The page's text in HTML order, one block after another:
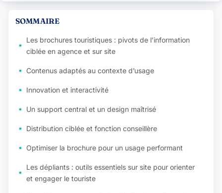
SOMMAIRE
Les brochures touristiques : pivots de l’information
ciblée en agence et sur site
Contenus adaptés au contexte d’usage
Innovation et interactivité
Un support central et un design maîtrisé
Distribution ciblée et fonction conseillère
Optimiser la brochure pour un usage performant
Les dépliants : outils essentiels sur site pour orienter
et engager le touriste